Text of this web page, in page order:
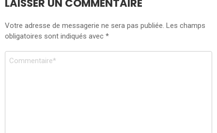
LAISSER UN COMMENTAIRE
Votre adresse de messagerie ne sera pas publiée. Les champs
obligatoires sont indiqués avec *
Commentaire